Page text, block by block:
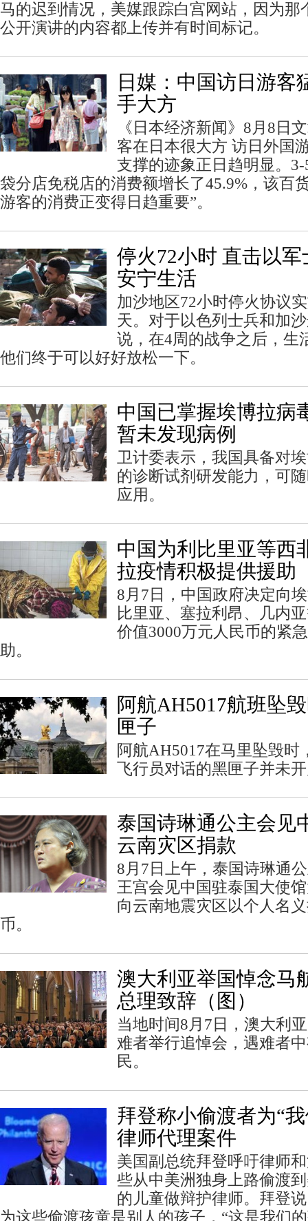
马的迟到情况，美媒跟踪白宫网站，因为那
公开演讲的内容都上传并有时间标记。
日媒：中国访日游客
手大方
《日本经济新闻》8月8日
客在日本很大方 访日外国
支撑的迹象正日趋明显。
袋分店免税店的消费额增长了45.9%，该百
游客的消费正变得日趋重要”。
停火72小时 直击以
安宁生活
加沙地区72小时停火协议
天。对于以色列士兵和加
说，在4周的战争之后，生
他们终于可以好好放松一下。
中国已掌握埃博拉病
暂未发现病例
卫计委表示，我国具备对
的诊断试剂研发能力，可
应用。
中国为利比里亚等西
拉疫情积极提供援助
8月7日，中国政府决定向
比里亚、塞拉利昂、几内
价值3000万元人民币的紧
助。
阿航AH5017航班坠
匣子
阿航AH5017在马里坠毁时
飞行员对话的黑匣子并未
泰国诗琳通公主会见
云南灾区捐款
8月7日上午，泰国诗琳通
王宫会见中国驻泰国大使
向云南地震灾区以个人名
币。
澳大利亚举国悼念马
总理致辞（图）
当地时间8月7日，澳大利
难者举行追悼会，遇难者
民。
拜登称小偷渡者为“
律师代理案件
美国副总统拜登呼吁律师
些从中美洲独身上路偷渡
的儿童做辩护律师。拜登
为这些偷渡孩童是别人的孩子，“这是我们